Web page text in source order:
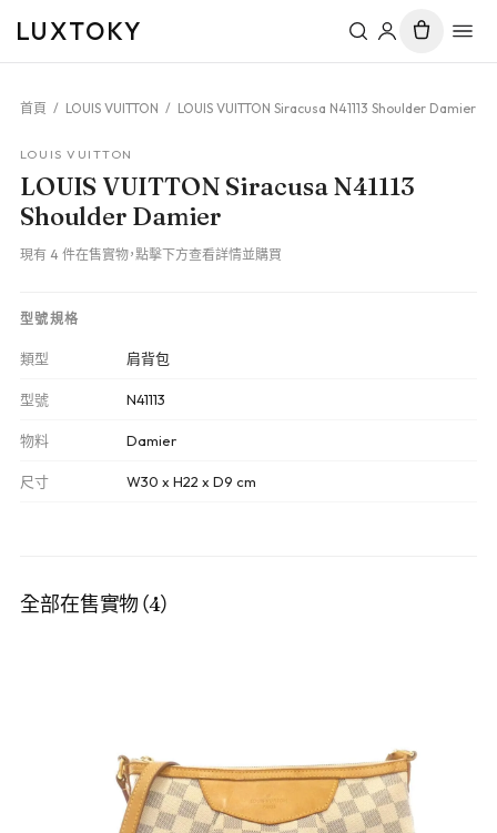
LUXTOKY
首頁 / LOUIS VUITTON / LOUIS VUITTON Siracusa N41113 Shoulder Damier
LOUIS VUITTON
LOUIS VUITTON Siracusa N41113
Shoulder Damier
現有 4 件在售實物，點擊下方查看詳情並購買
型號規格
類型 肩背包
型號 N41113
物料 Damier
尺寸 W30 x H22 x D9 cm
全部在售實物（4）